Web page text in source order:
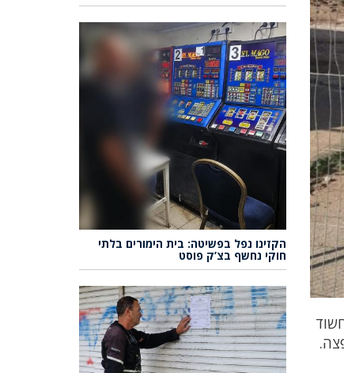
הקזינו נפל בפשיטה: בית הימורים בלתי
חוקי נחשף בצ’ק פוסט